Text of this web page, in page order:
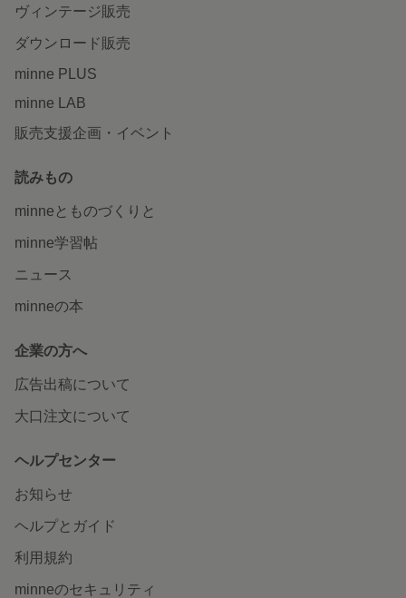
ヴィンテージ販売
ダウンロード販売
minne PLUS
minne LAB
販売支援企画・イベント
読みもの
minneとものづくりと
minne学習帖
ニュース
minneの本
企業の方へ
広告出稿について
大口注文について
ヘルプセンター
お知らせ
ヘルプとガイド
利用規約
minneのセキュリティ